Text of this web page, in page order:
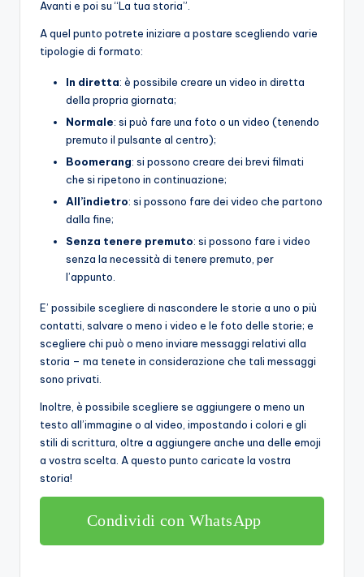
Avanti e poi su “La tua storia”.
A quel punto potrete iniziare a postare scegliendo varie
tipologie di formato:
In diretta: è possibile creare un video in diretta
della propria giornata;
Normale: si può fare una foto o un video (tenendo
premuto il pulsante al centro);
Boomerang: si possono creare dei brevi filmati
che si ripetono in continuazione;
All’indietro: si possono fare dei video che partono
dalla fine;
Senza tenere premuto: si possono fare i video
senza la necessità di tenere premuto, per
l’appunto.
E’ possibile scegliere di nascondere le storie a uno o più
contatti, salvare o meno i video e le foto delle storie; e
scegliere chi può o meno inviare messaggi relativi alla
storia – ma tenete in considerazione che tali messaggi
sono privati.
Inoltre, è possibile scegliere se aggiungere o meno un
testo all’immagine o al video, impostando i colori e gli
stili di scrittura, oltre a aggiungere anche una delle emoji
a vostra scelta. A questo punto caricate la vostra
storia!
Condividi con WhatsApp